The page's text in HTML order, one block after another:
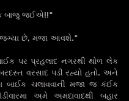
ને થોળ‌ લેક બાજુ જઈએ!!"
જગ્યા છે, મજા આવશે."
પર પ્રહલાદ નગરથી થોળ લેક
વરસાદ પડી રહ્યો હતો. અને
બાઈક ચલાવવાની મજા જ કંઈક
અમે અમદાવાદથી બહાર